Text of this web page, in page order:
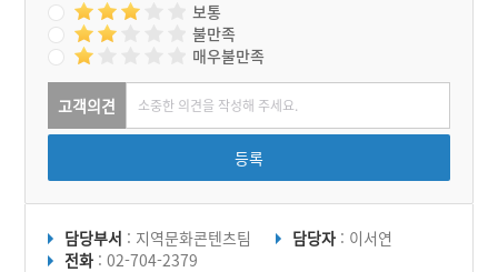
보통
불만족
매우불만족
고객의견
등록
담당부서 : 지역문화콘텐츠팀 담당자 : 이서연
전화 : 02-704-2379